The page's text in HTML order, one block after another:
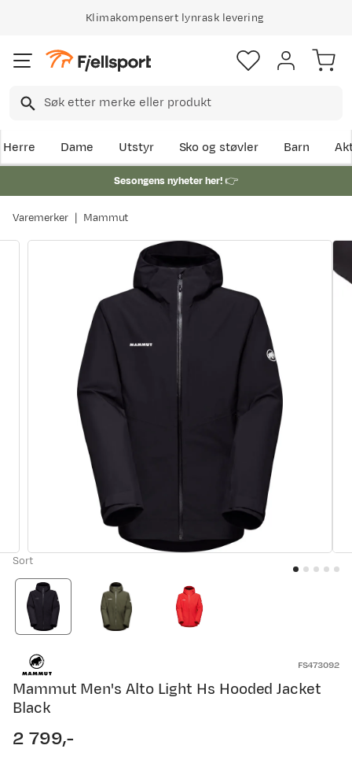
Klimakompensert lynrask levering
Herre Dame Utstyr Sko og støvler Barn
Sesongens nyheter her!👉
Varemerker Mammut
Sort
FS473092
Mammut Men's Alto Light Hs Hooded Jacket
Black
price
2 799,-